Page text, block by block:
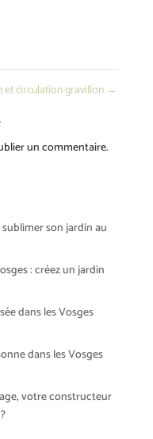
et circulation gravillon →
un commentaire.
son jardin au
: créez un jardin
dans les Vosges
dans les Vosges
votre constructeur